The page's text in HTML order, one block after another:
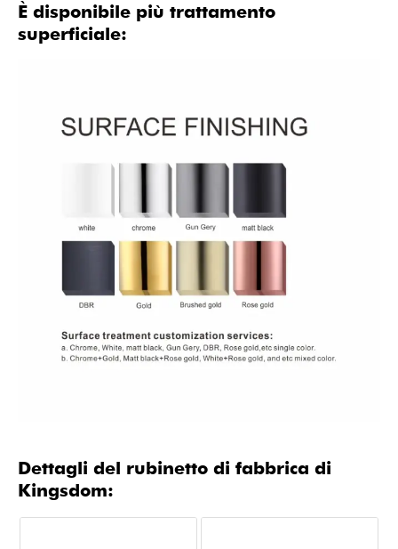
È disponibile più trattamento
superficiale:
Dettagli del rubinetto di fabbrica di
Kingsdom: